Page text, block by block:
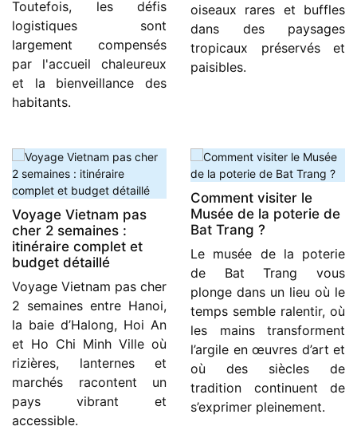
Toutefois, les défis
logistiques sont
largement compensés
par l'accueil chaleureux
et la bienveillance des
habitants.
oiseaux rares et buffles
dans des paysages
tropicaux préservés et
paisibles.
Voyage Vietnam pas
cher 2 semaines :
itinéraire complet et
budget détaillé
Voyage Vietnam pas cher
2 semaines entre Hanoi,
la baie d’Halong, Hoi An
et Ho Chi Minh Ville où
rizières, lanternes et
marchés racontent un
pays vibrant et
accessible.
Comment visiter le
Musée de la poterie de
Bat Trang ?
Le musée de la poterie
de Bat Trang vous
plonge dans un lieu où le
temps semble ralentir, où
les mains transforment
l’argile en œuvres d’art et
où des siècles de
tradition continuent de
s’exprimer pleinement.